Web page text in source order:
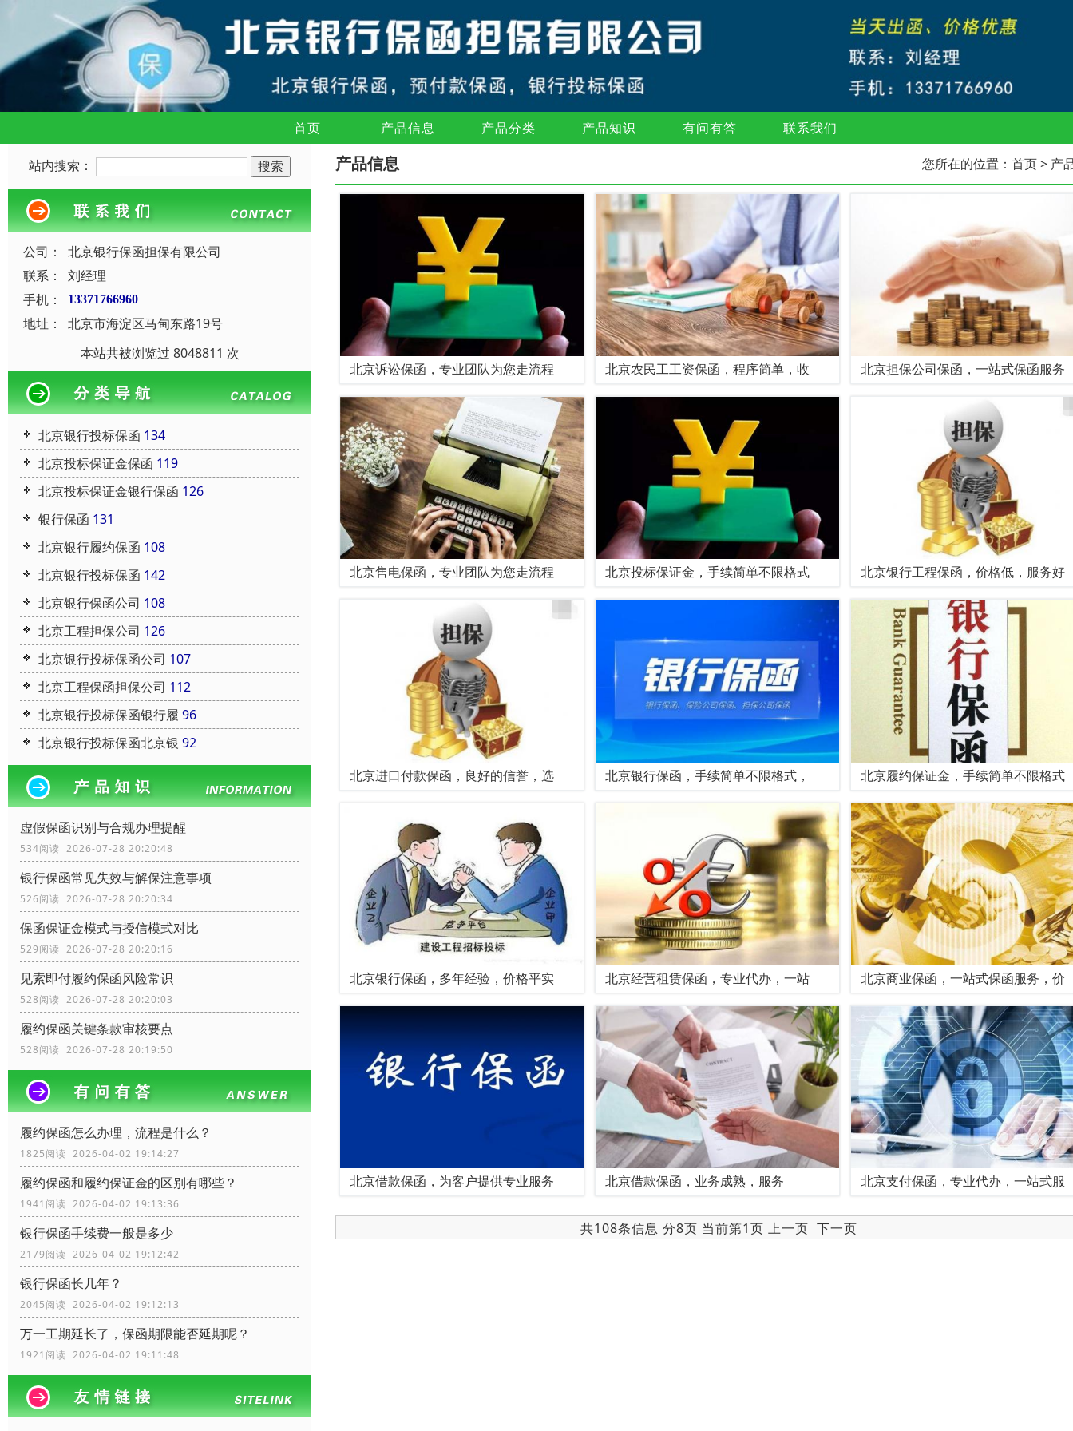
首页 产品信息 产品分类 产品知识 有问有答 联系我们
站内搜索：
公司：
北京银行保函担保有限公司
联系：
刘经理
手机：
13371766960
地址：
北京市海淀区马甸东路19号
本站共被浏览过 8048811 次
北京银行投标保函 134
北京投标保证金保函 119
北京投标保证金银行保函 126
银行保函 131
北京银行履约保函 108
北京银行投标保函 142
北京银行保函公司 108
北京工程担保公司 126
北京银行投标保函公司 107
北京工程保函担保公司 112
北京银行投标保函银行履 96
北京银行投标保函北京银 92
虚假保函识别与合规办理提醒
534阅读 2026-07-28 20:20:48
银行保函常见失效与解保注意事项
526阅读 2026-07-28 20:20:34
保函保证金模式与授信模式对比
529阅读 2026-07-28 20:20:16
见索即付履约保函风险常识
528阅读 2026-07-28 20:20:03
履约保函关键条款审核要点
528阅读 2026-07-28 20:19:50
履约保函怎么办理，流程是什么？
1825阅读 2026-04-02 19:14:27
履约保函和履约保证金的区别有哪些？
1941阅读 2026-04-02 19:13:36
银行保函手续费一般是多少
2179阅读 2026-04-02 19:12:42
银行保函长几年？
2045阅读 2026-04-02 19:12:13
万一工期延长了，保函期限能否延期呢？
1921阅读 2026-04-02 19:11:48
产品信息 您所在的位置： 首页> 产
北京诉讼保函，专业团队为您走流程 北京农民工工资保函，程序简单，收 北京担保公司保函，一站式保函服务
北京售电保函，专业团队为您走流程 北京投标保证金，手续简单不限格式 北京银行工程保函，价格低，服务好
北京进口付款保函，良好的信誉，选 北京银行保函，手续简单不限格式， 北京履约保证金，手续简单不限格式
北京银行保函，多年经验，价格平实 北京经营租赁保函，专业代办，一站 北京商业保函，一站式保函服务，价
北京借款保函，为客户提供专业服务 北京借款保函，业务成熟，服务 北京支付保函，专业代办，一站式服
共108条信息 分8页 当前第1页 上一页 下一页